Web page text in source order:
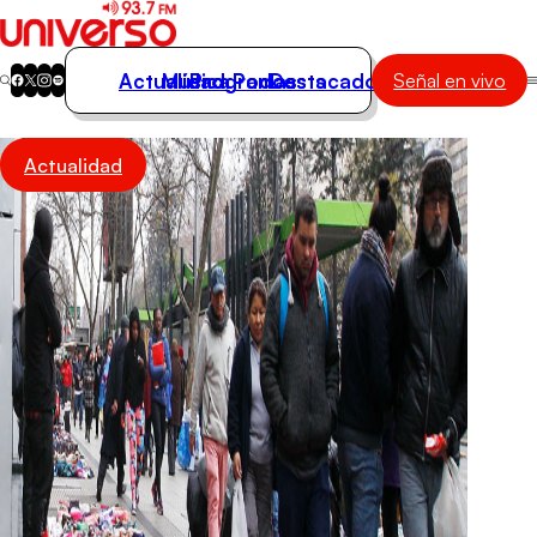
Actualidad
Música
Programas
Podcasts
Destacados
Actualidad
Música
Programas
Podcasts
Destacados Señal en vivo
Actualidad